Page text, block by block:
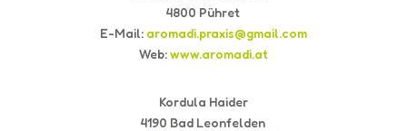
4800 Pühret
E-Mail: aromadi.praxis@gmail.com
Web:www.aromadi.at
Kordula Haider
4190 Bad Leonfelden